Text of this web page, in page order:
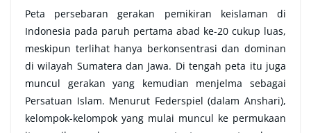
Peta persebaran gerakan pemikiran keislaman di
Indonesia pada paruh pertama abad ke-20 cukup luas,
meskipun terlihat hanya berkonsentrasi dan dominan
di wilayah Sumatera dan Jawa. Di tengah peta itu juga
muncul gerakan yang kemudian menjelma sebagai
Persatuan Islam. Menurut Federspiel (dalam Anshari),
kelompok-kelompok yang mulai muncul ke permukaan